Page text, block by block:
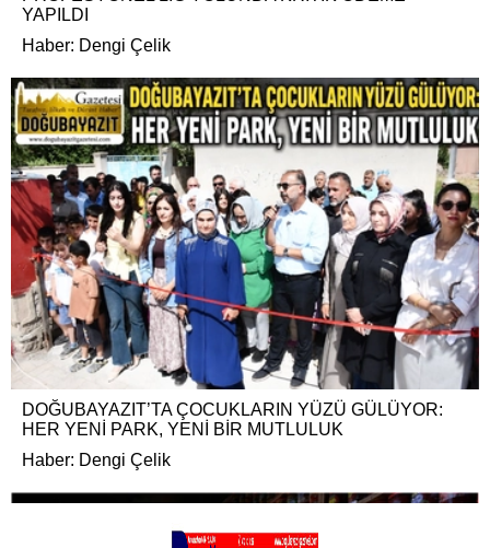
YAPILDI
Haber: Dengi Çelik
DOĞUBAYAZIT’TA ÇOCUKLARIN YÜZÜ GÜLÜYOR:
HER YENİ PARK, YENİ BİR MUTLULUK
Haber: Dengi Çelik